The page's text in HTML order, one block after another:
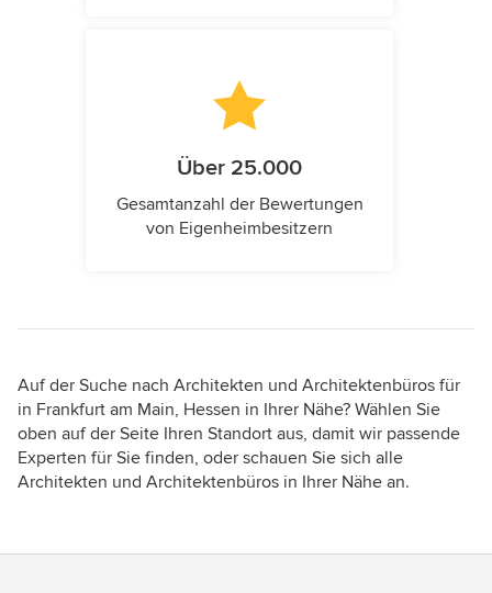
Über 25.000
Gesamtanzahl der Bewertungen
von Eigenheimbesitzern
Auf der Suche nach Architekten und Architektenbüros für
in Frankfurt am Main, Hessen in Ihrer Nähe? Wählen Sie
oben auf der Seite Ihren Standort aus, damit wir passende
Experten für Sie finden, oder schauen Sie sich alle
Architekten und Architektenbüros in Ihrer Nähe an.